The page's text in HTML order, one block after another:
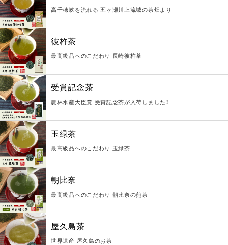
高千穂峡を流れる 五ヶ瀬川上流域の茶畑より
彼杵茶
最高級品へのこだわり 長崎彼杵茶
受賞記念茶
農林水産大臣賞 受賞記念茶が入荷しました！
玉緑茶
最高級品へのこだわり 玉緑茶
朝比奈
最高級品へのこだわり 朝比奈の煎茶
屋久島茶
世界遺産 屋久島のお茶